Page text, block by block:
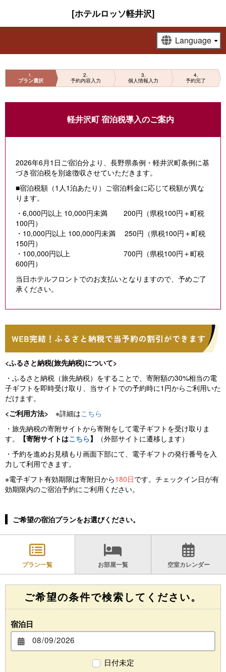
[ホテルロッソ軽井沢]
1
プラン選択
2
予約内容入力
3
個人情報入力
4
予約完了
軽井沢町 宿泊税導入のご案内
2026年6月1日ご宿泊分より、長野県条例・軽井沢町条例に基
づき宿泊税を別途徴収させていただきます。
■宿泊税額（1人1泊あたり）ご宿泊料金に応じて税額が異な
ります。
・6,000円以上 10,000円未満 200円（県税100円＋町税
100円）
・10,000円以上 100,000円未満 250円（県税100円＋町税
150円）
・100,000円以上 700円（県税100円＋町税
600円）
当日ホテルフロントでのお支払いとなりますので、予めご了
承ください。
<ふるさと納税(旅先納税)について>
・ふるさと納税（旅先納税）をすることで、寄附額の30%相当の電
子ギフトを即時受け取り、当サイトでの予約時に1円からご利用いた
だけます。
<ご利用方法> ※詳細はこちら
・旅先納税の寄附サイトから寄附をして電子ギフトを受け取りま
す。
【寄附サイトはこちら】
（外部サイトに遷移します）
・予約を進めお見積もり画面下部にて、電子ギフトの発行番号を入
力して利用できます。
※電子ギフト有効期限は寄附日から180日です。チェックイン日が有
効期限内のご宿泊予約にご利用ください。
ご希望の宿泊プランをお選びください。
プラン一覧 お部屋一覧 空室カレンダー
ご希望の条件で検索してください。
宿泊日
日付未定